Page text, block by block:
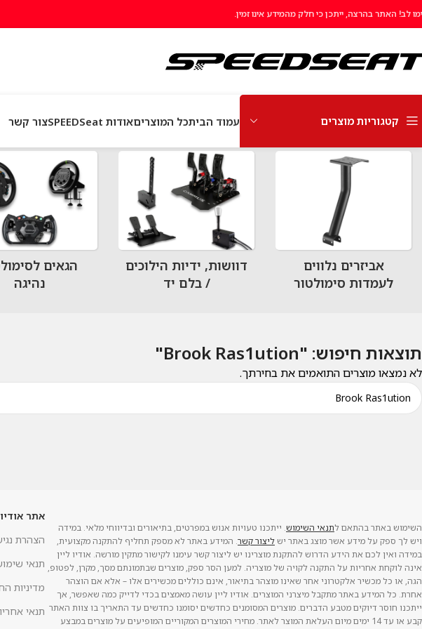
לב! האתר בהרצה, ייתכן כי חלק מהמידע אינו זמין.
קטגוריות מוצרים עמוד הביתכל המוצריםאודות SPEEDSeat צור קשר
אביזרים נלווים
לעמדות סימולטור
דוושות, ידיות הילוכים
/ בלם יד
הגאים
נהיגה
תוצאות חיפוש: "Brook Ras1ution"
לא נמצאו מוצרים התואמים את בחירתך.
השימוש באתר בהתאם לתנאי השימוש. ייתכנו טעויות אנוש במפרטים, בתיאורים ובדיווחי מלאי. במידה
ויש לך ספק על מידע אשר מוצג באתר יש ליצור קשר. המידע באתר לא מספק תחליף להתקנה מקצועית,
במידה ואין לכם את הידע הדרוש להתקנת מוצרינו יש ליצור קשר עימנו לקישור מתקין מורשה. אודיו ליין
אינה לוקחת אחריות על התקנה לקויה של מוצריה. למען הסר ספק, מוצרים שבתמונתם מסך, מקרן, לפטופ,
הגה, או כל מכשיר אלקטרוני אחר שאינו מוצהר בתיאור, אינם כוללים מכשירים אלו – אלא אם הוצהר
אחרת. כל המידע באתר מתקבל מיצרני המוצרים. אודיו ליין עושה מאמצים בכדי לדייק כמה שאפשר, אך
ייתכנו חוסר דיוקים מטבע הדברים. מוצרים המסומנים כחדשים יסומנו כחדשים עד התאריך בו צוות האתר
קבע או עד 14 ימים מיום העלאת המוצר לאתר. מחירי המוצרים המקוריים המופיעים על מוצרים במבצע
אתר אודיו
הצהרת
תנאי
מדיניות
תנאי